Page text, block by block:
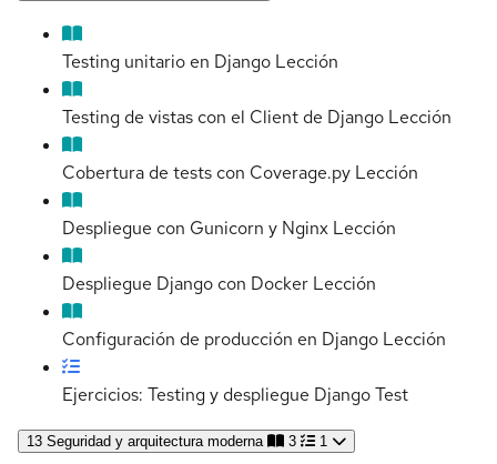
Testing unitario en Django Lección
Testing de vistas con el Client de Django Lección
Cobertura de tests con Coverage.py Lección
Despliegue con Gunicorn y Nginx Lección
Despliegue Django con Docker Lección
Configuración de producción en Django Lección
Ejercicios: Testing y despliegue DjangoTest
13 Seguridad y arquitectura moderna 3 1